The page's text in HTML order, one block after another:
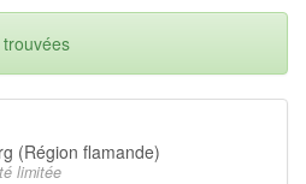
(Région flamande)
limitée